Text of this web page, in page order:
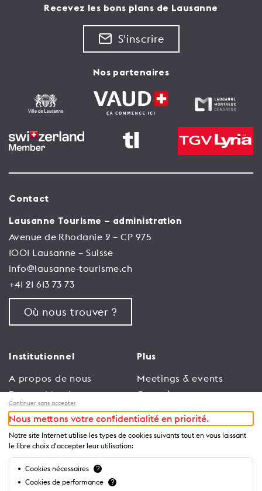
Recevez les bons plans de Lausanne
S'inscrire
Nos partenaires
Contact
Lausanne Tourisme – administration
Avenue de Rhodanie 2 – CP 975
1001 Lausanne – Suisse
info@lausanne-tourisme.ch
+41 21 613 73 73
Où nous trouver ?
Institutionnel
A propos de nous
Espace Membres
Emploi
Conditions générales
d’utilisation
Politique de
confidentialité
Plus
Meetings & events
Congrès
Trade
Espace Médias
Annonceurs
Brochures et guides
Continuer sans accepter
Nous mettons votre confidentialité en priorité.
Notre site Internet utilise les types de cookies suivants tout en vous laissant
le libre choix d'accepter leur utilisation:
Cookies nécessaires ?
Cookies de performance ?